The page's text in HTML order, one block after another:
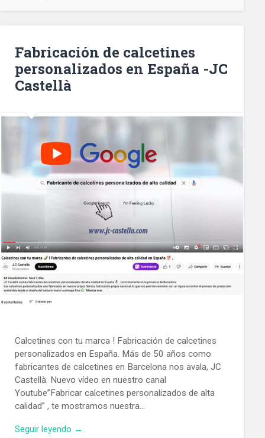
Fabricación de calcetines
personalizados en España -JC
Castellà
Calcetines con tu marca ! Fabricación de calcetines
personalizados en España. Más de 50 años como
fabricantes de calcetines en Barcelona nos avala, JC
Castellà. Nuevo vídeo en nuestro canal
Youtube”Fabricar calcetines personalizados de alta
calidad” , te mostramos nuestra…
Seguir leyendo →